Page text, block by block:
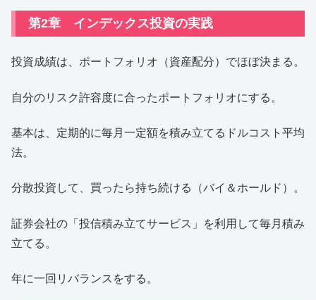
第2章 インデックス投資の実践
投資成績は、ポートフォリオ（資産配分）でほぼ決まる。
自分のリスク許容度に合ったポートフォリオにする。
基本は、定期的に毎月一定額を積み立てるドルコスト平均
法。
分散投資して、買ったら持ち続ける（バイ＆ホールド）。
証券会社の「投信積み立てサービス」を利用して毎月積み
立てる。
年に一回リバランスをする。